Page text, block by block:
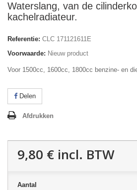
Waterslang, van de
kachelradiateur.
Referentie: CLC 171121611E
Voorwaarde: Nieuw product
Voor 1500cc, 1600cc, 1800cc benzine- en
Delen
Afdrukken
9,80 € incl. BTW
Aantal